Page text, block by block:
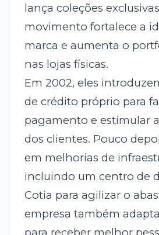
lança coleções
movimento fortalece a
marca e aumenta o
nas lojas físicas.
Em 2002, eles
de crédito próprio para
pagamento e estimular
dos clientes. Pouco
em melhorias de
incluindo um centro de
Cotia para agilizar o
empresa também
para receber melhor